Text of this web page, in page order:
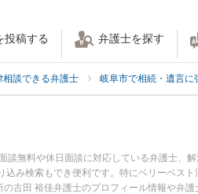
投稿する 弁護士を探す
相談できる弁護士 岐阜市で相続・遺言に
無料や休日面談に対応している弁護士、
み検索もでき便利です。特にベリーベス
古田 裕佳弁護士のプロフィール情報や弁